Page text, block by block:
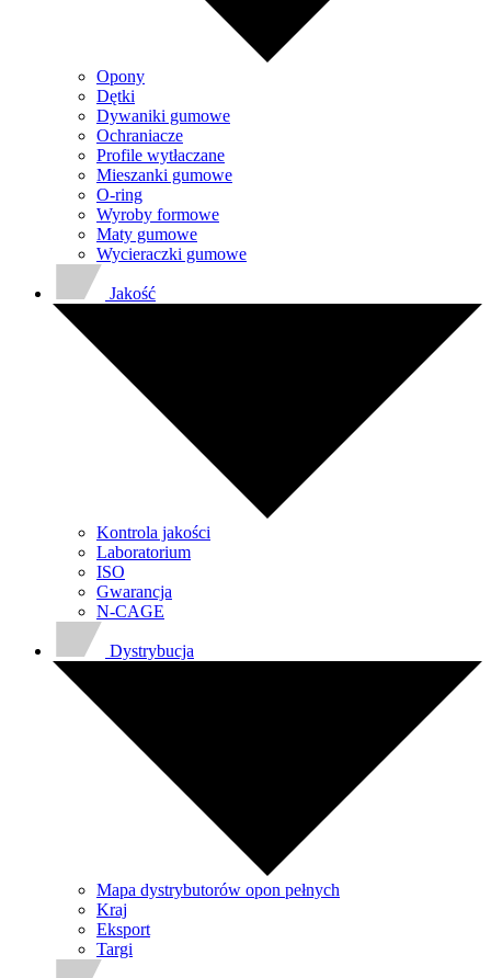
Opony
Dętki
Dywaniki gumowe
Ochraniacze
Profile wytłaczane
Mieszanki gumowe
O-ring
Wyroby formowe
Maty gumowe
Wycieraczki gumowe
Jakość
Kontrola jakości
Laboratorium
ISO
Gwarancja
N-CAGE
Dystrybucja
Mapa dystrybutorów opon pełnych
Kraj
Eksport
Targi